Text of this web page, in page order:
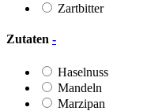
Zartbitter
Zutaten -
Haselnuss
Mandeln
Marzipan